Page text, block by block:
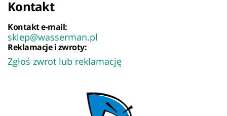
Kontakt
Kontakt e-mail:
sklep@wasserman.pl
Reklamacje i zwroty:
Zgłoś zwrot lub reklamację